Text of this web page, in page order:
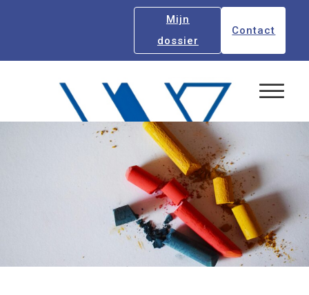
Mijn
dossier
Contact